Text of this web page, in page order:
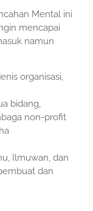
Mental ini
mencapai
namun
organisasi,
bidang,
non-profit
Ilmuwan, dan
dan